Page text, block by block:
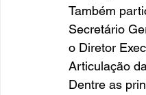
Também
Secretário
o Diretor
Articulação
Dentre as